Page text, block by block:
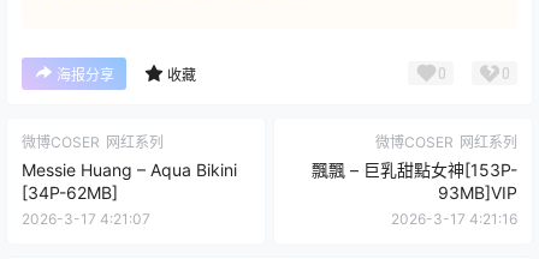
海报分享 收藏 0 0
微博COSER 网红系列
Messie Huang – Aqua Bikini
[34P-62MB]
2026-3-17 4:21:07
微博COSER 网红系列
飄飄 – 巨乳甜點女神[153P-
93MB]VIP
2026-3-17 4:21:16